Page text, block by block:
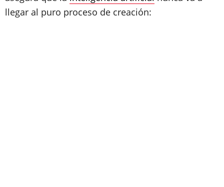
llegar al puro proceso de creación: